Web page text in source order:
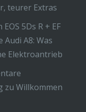
teurer Extras
5Ds R + EF
Audi A8: Was
Elektroantrieb
zu Willkommen